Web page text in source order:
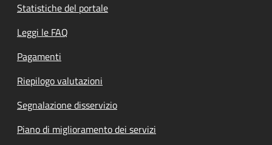
Statistiche del portale
Leggi le FAQ
Pagamenti
Riepilogo valutazioni
Segnalazione disservizio
Piano di miglioramento dei servizi